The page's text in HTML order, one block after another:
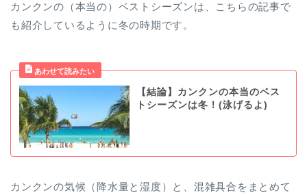
カンクンの（本当の）ベストシーズンは、こちらの記事で
も紹介しているように冬の時期です。
【結論】カンクンの本当のベス
トシーズンは冬！(泳げるよ)
カンクンの気候（降水量と湿度）と、混雑具合をまとめて